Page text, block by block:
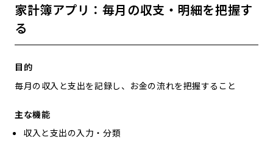
家計簿アプリ：毎月の収支・明細を把握す
る
目的
毎月の収入と支出を記録し、お金の流れを把握すること
主な機能
収入と支出の入力・分類